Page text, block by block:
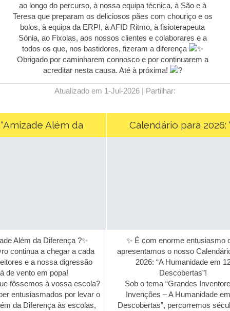
ao longo do percurso, à nossa equipa técnica, à São e à
Teresa que preparam os deliciosos pães com chouriço e os
bolos, à equipa da ERPI, à AFID Ritmo, à fisioterapeuta
Sónia, ao Fixolas, aos nossos clientes e colaborares e a
todos os que, nos bastidores, fizeram a diferença
Obrigado por caminharem connosco e por continuarem a
acreditar nesta causa. Até à próxima!
Atualizado em 1-Jul-2026 | Partilhar:
Além da
Além da Diferença ?✨
continua a chegar a cada
e a nossa digressão
de vento em popa!
fôssemos à vossa escola?
entusiasmados por levar o
da Diferença às escolas,
Calendário para 2026:
✨ É com enorme entusiasmo
apresentamos o nosso
2026: “A Humanidade em 12
Descobertas”!
Sob o tema “Grandes
Invenções – A Humanidade
Descobertas”, percorremos